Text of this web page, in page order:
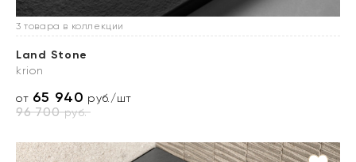
3 товара в коллекции
Land Stone
krion
от 65 940 руб./шт
96 700руб.